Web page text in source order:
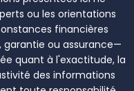
ou les orientations
financières
garantie ou assurance—
quant à l'exactitude, la
des informations